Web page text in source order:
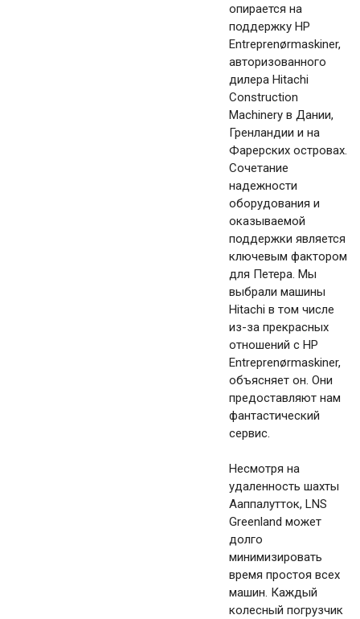
опирается на
поддержку HP
Entreprenørmaskiner,
авторизованного
дилера Hitachi
Construction
Machinery в Дании,
Гренландии и на
Фарерских островах.
Сочетание
надежности
оборудования и
оказываемой
поддержки является
ключевым фактором
для Петера. Мы
выбрали машины
Hitachi в том числе
из-за прекрасных
отношений с HP
Entreprenørmaskiner,
объясняет он. Они
предоставляют нам
фантастический
сервис.
Несмотря на
удаленность шахты
Ааппалутток, LNS
Greenland может
долго
минимизировать
время простоя всех
машин. Каждый
колесный погрузчик